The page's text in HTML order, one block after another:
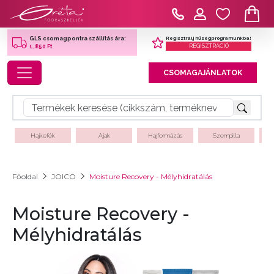
GLS csomagpontra szállítás ára:
1,850 Ft
Regisztrálj hűségprogramunkba!
REGISZTRÁCIÓ
Toggle navigation CSOMAGAJÁNLATOK
Hajkefék Ajak Hajformázás Szempilla
Főoldal JOICO Moisture Recovery - Mélyhidratálás
Moisture Recovery -
Mélyhidratálás